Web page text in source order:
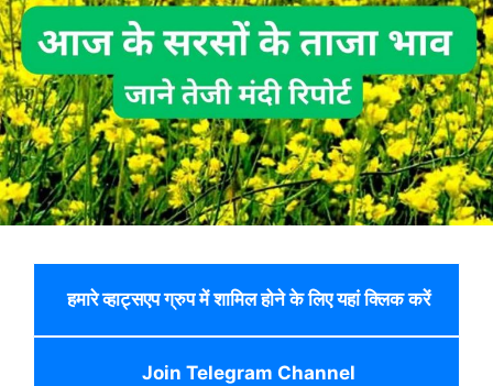
हमारे व्हाट्सएप ग्रुप में शामिल होने के लिए यहां क्लिक करें
Join Telegram Channel